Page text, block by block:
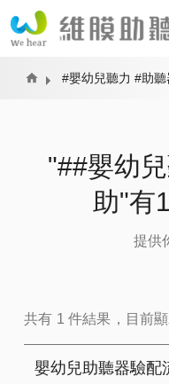
Home #嬰幼兒聽力 #助聽
"##嬰幼
助"有
提供
共有 1 件結果，目前
嬰幼兒助聽器驗配